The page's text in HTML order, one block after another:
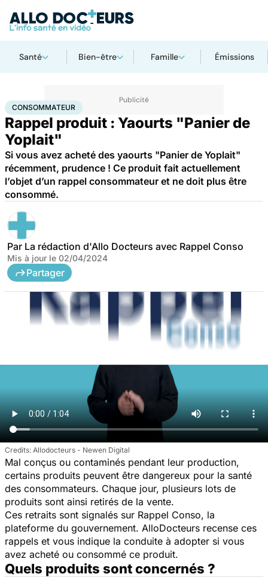
Santé Bien-être Famille Émissions
AccueilSantéConsommateur
CONSOMMATEUR
Rappel produit : Yaourts "Panier de
Yoplait"
Si vous avez acheté des yaourts "Panier de Yoplait"
récemment, prudence ! Ce produit fait actuellement
l’objet d’un rappel consommateur et ne doit plus être
consommé.
Par La rédaction d'Allo Docteurs avec Rappel Conso
Mis à jour le 02/04/2024
Partager
Allodocteurs - Newen Digital
Mal conçus ou contaminés pendant leur production,
certains produits peuvent être dangereux pour la santé
des consommateurs. Chaque jour, plusieurs lots de
produits sont ainsi retirés de la vente.
Ces retraits sont signalés sur Rappel Conso, la
plateforme du gouvernement. AlloDocteurs recense ces
rappels et vous indique la conduite à adopter si vous
avez acheté ou consommé ce produit.
Quels produits sont concernés ?